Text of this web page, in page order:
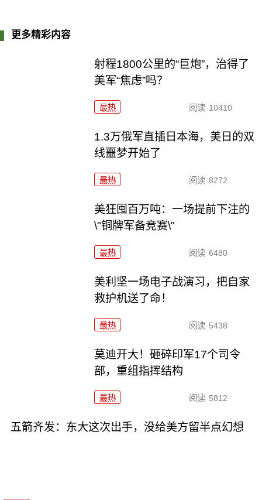
更多精彩内容
射程1800公里的“巨炮”，治得了
美军“焦虑”吗？
最热 阅读 10410
1.3万俄军直插日本海，美日的双
线噩梦开始了
最热 阅读 8272
美狂囤百万吨：一场提前下注的
\"铜牌军备竞赛\"
最热 阅读 6480
美利坚一场电子战演习，把自家
救护机送了命！
最热 阅读 5438
莫迪开大！砸碎印军17个司令
部，重组指挥结构
最热 阅读 5812
五箭齐发：东大这次出手，没给美方留半点幻想